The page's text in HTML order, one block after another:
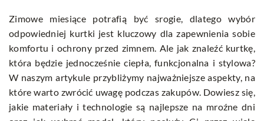
Zimowe miesiące potrafią być srogie, dlatego wybór
odpowiedniej kurtki jest kluczowy dla zapewnienia sobie
komfortu i ochrony przed zimnem. Ale jak znaleźć kurtkę,
która będzie jednocześnie ciepła, funkcjonalna i stylowa?
W naszym artykule przybliżymy najważniejsze aspekty, na
które warto zwrócić uwagę podczas zakupów. Dowiesz się,
jakie materiały i technologie są najlepsze na mroźne dni